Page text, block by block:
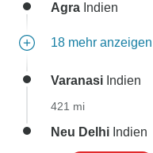
Agra Indien
18 mehr anzeigen
Varanasi Indien
421 mi
Neu Delhi Indien